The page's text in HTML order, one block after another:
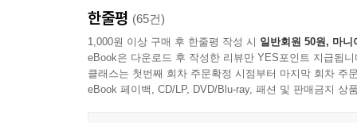
한줄평 (65건)
1,000원 이상 구매 후 한줄평 작성 시 일반회원 50원, 마니
eBook은 다운로드 후 작성한 리뷰만 YES포인트 지급됩니
클래스는 첫번째 회차 주문확정 시점부터 마지막 회차 주
eBook 페이백, CD/LP, DVD/Blu-ray, 패션 및 판매금지 상